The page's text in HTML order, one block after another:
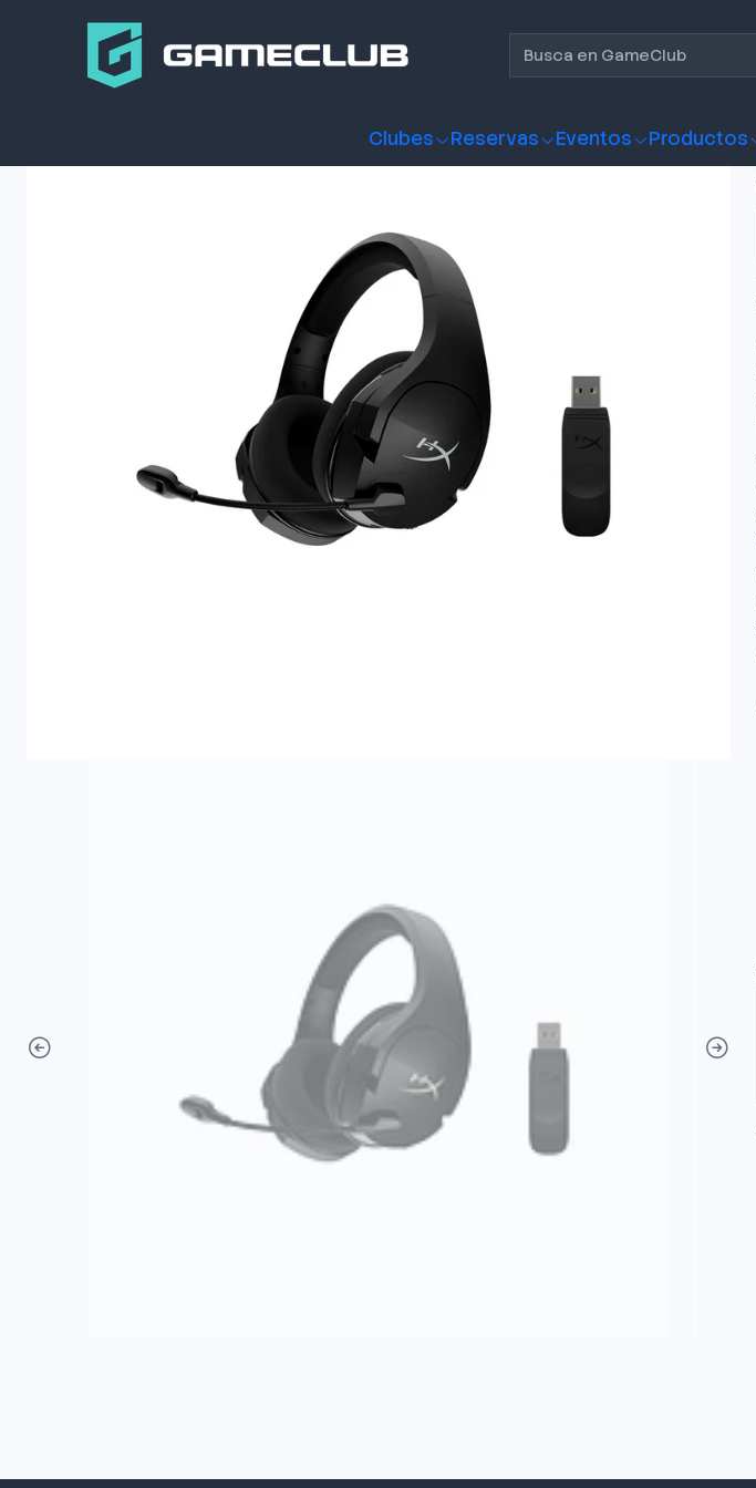
Clubes Reservas Eventos Productos
Productos